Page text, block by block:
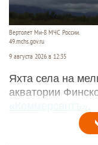
Вертолет Ми-8 МЧС России.
49.mchs.gov.ru
9 августа 2026 в 12:35
Яхта села на
акватории
«Коммерсантъ»